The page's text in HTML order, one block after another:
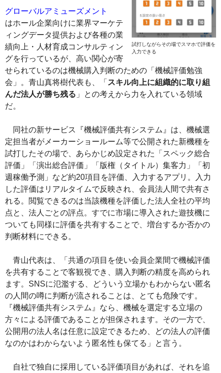
試打しながらその場でスマホで評価を
入力できる
グローバルアミューズメント
はホール企業向けに業界マーケテ
ィングデータ提供および各種の業
績向上・人材育成コンサルティン
グを行っているが、高い関心が寄
せられているのは機械購入判断のための「機械評価勉強
会」。青山真将樹代表も、「 スキル向上に組織的に取り組
んだ法人が勝ち残る 」との考えから力を入れている領域
だ。
同社の新サービス『機械評価共有システム』は、機械選
定担当者がメーカーショールーム等で公開された新機種を
試打したその場で、あらかじめ設定された「スペック総合
評価」「演出総合評価」「版権（タイトル）集客力」「初
週稼働予測」など約20項目を評価、入力するアプリ。入力
した評価はリアルタイムで反映され、会員法人間で共有さ
れる。閲覧できるのは当該機種を評価した法人全社の平均
点と、法人ごとの評点。すでに市場に導入された遊技機に
ついても同様に評価を共有することで、増台するか否かの
判断材料にできる。
青山代表は、「共通の項目を使い会員企業間で機械評価
を共有することで客観視でき、購入判断の精度を高められ
ます。SNSに氾濫する、どういう立場かもわからない匿名
の人間の噂に判断が流されることは、とても危険です。
『機械評価共有システム』なら、機械を選定する立場の
方々による評価であることが担保されます。その一方で、
公開用の法人名は任意に設定できるため、どの法人の評価
なのかはわからないよう匿名性も保てる」と言う。
自社で独自に採用している評価項目があれば、それを追